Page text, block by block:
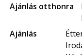
Ajánlás otthonra
Ajánlás